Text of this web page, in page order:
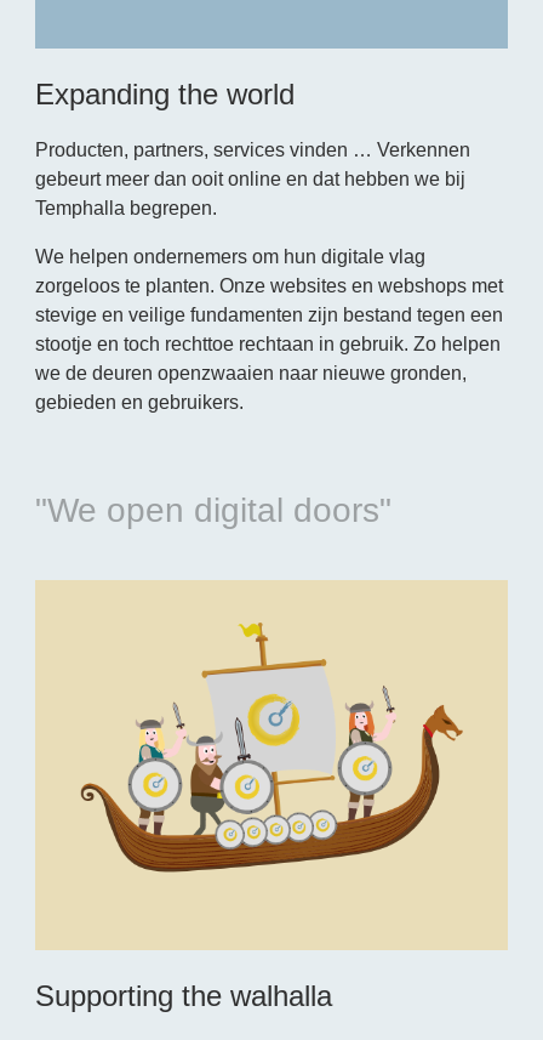
Expanding the world
Producten, partners, services vinden … Verkennen
gebeurt meer dan ooit online en dat hebben we bij
Temphalla begrepen.
We helpen ondernemers om hun digitale vlag
zorgeloos te planten. Onze websites en webshops met
stevige en veilige fundamenten zijn bestand tegen een
stootje en toch rechttoe rechtaan in gebruik. Zo helpen
we de deuren openzwaaien naar nieuwe gronden,
gebieden en gebruikers.
"We open digital doors"
Supporting the walhalla